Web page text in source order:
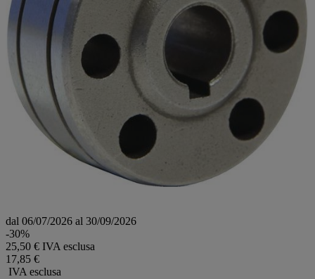
dal 06/07/2026 al 30/09/2026
-30%
25,50 € IVA esclusa
17,85 €
IVA esclusa